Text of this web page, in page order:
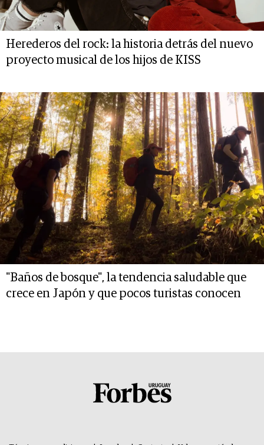
Herederos del rock: la historia detrás del nuevo
proyecto musical de los hijos de KISS
"Baños de bosque", la tendencia saludable que
crece en Japón y que pocos turistas conocen